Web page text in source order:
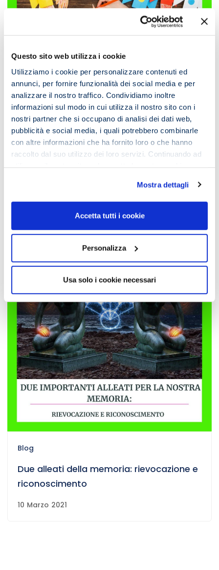
Questo sito web utilizza i cookie
Utilizziamo i cookie per personalizzare contenuti ed
annunci, per fornire funzionalità dei social media e per
analizzare il nostro traffico. Condividiamo inoltre
informazioni sul modo in cui utilizza il nostro sito con i
nostri partner che si occupano di analisi dei dati web,
pubblicità e social media, i quali potrebbero combinarle
con altre informazioni che ha fornito loro o che hanno
raccolto dal suo utilizzo dei loro servizi. Continuando ad
Mostra dettagli
Accetta tutti i cookie
Personalizza
Usa solo i cookie necessari
Blog
Infanzia e pensiero analogico. Le origini
Blog
Due alleati della memoria: rievocazione e
riconoscimento
10 Marzo 2021